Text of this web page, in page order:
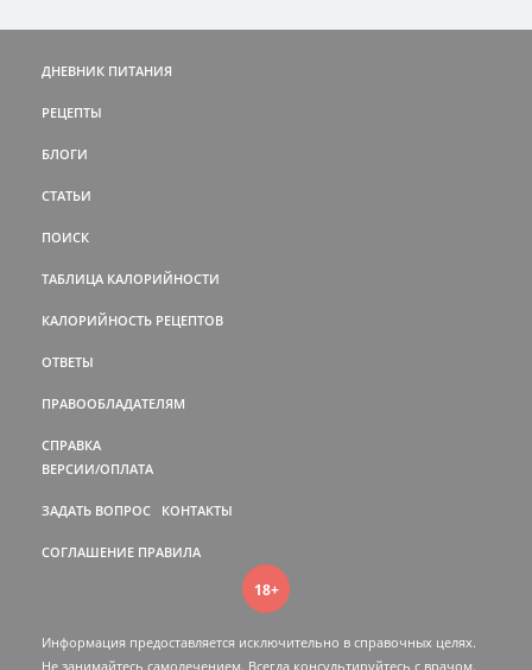
ДНЕВНИК ПИТАНИЯ
РЕЦЕПТЫ
БЛОГИ
СТАТЬИ
ПОИСК
ТАБЛИЦА КАЛОРИЙНОСТИ
КАЛОРИЙНОСТЬ РЕЦЕПТОВ
ОТВЕТЫ
ПРАВООБЛАДАТЕЛЯМ
СПРАВКА
ВЕРСИИ/ОПЛАТА
ЗАДАТЬ ВОПРОС КОНТАКТЫ
СОГЛАШЕНИЕ ПРАВИЛА
18+
Информация предоставляется исключительно в справочных целях.
Не занимайтесь самолечением. Всегда консультируйтесь c врачом.